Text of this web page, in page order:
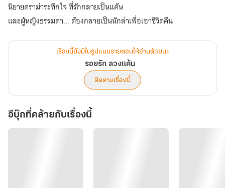
นิยายดราม่าระทึกใจ ที่รักกลายเป็นแค้น
และผู้หญิงธรรมดา... ต้องกลายเป็นนักล่าเพื่อเอาชีวิตคืน
เรื่องนี้ยังมีในรูปแบบรายตอนให้อ่านด้วยนะ
รอยรัก ลวงแค้น
ติดตามเรื่องนี้
อีบุ๊กที่คล้ายกับเรื่องนี้